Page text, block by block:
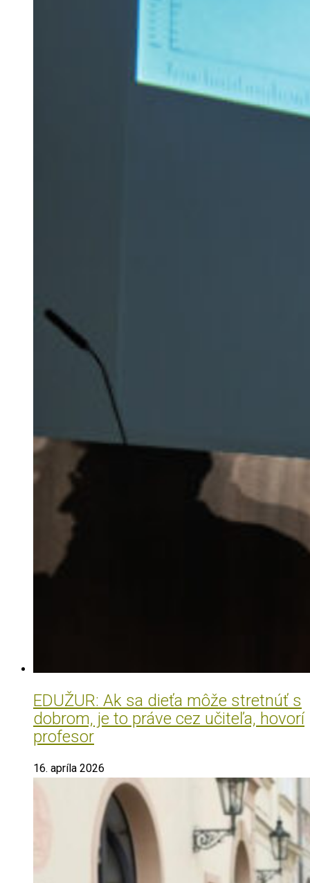
EDUŽUR: Ak sa dieťa môže stretnúť s
dobrom, je to práve cez učiteľa, hovorí
profesor
16. apríla 2026